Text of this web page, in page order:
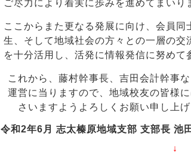
ご尽力により着実に歩みを進めてまいり
ここからまた更なる発展に向け、会員
生、そして地域社会の方々との一層の交
を十分活用し、活発に情報発信に努めて
これから、藤村幹事長、吉田会計幹事
運営に当りますので、地域校友の皆様
さいますようよろしくお願い申し上
令和2年6月 志太榛原地域支部 支部長 池
↓